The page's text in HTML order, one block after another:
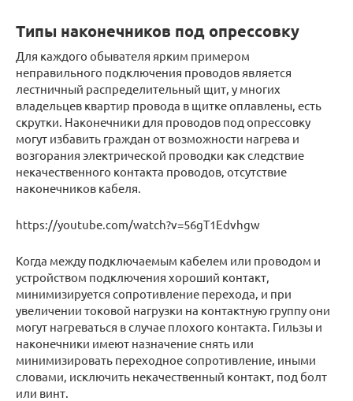
Типы наконечников под опрессовку
Для каждого обывателя ярким примером
неправильного подключения проводов является
лестничный распределительный щит, у многих
владельцев квартир провода в щитке оплавлены, есть
скрутки. Наконечники для проводов под опрессовку
могут избавить граждан от возможности нагрева и
возгорания электрической проводки как следствие
некачественного контакта проводов, отсутствие
наконечников кабеля.
https://youtube.com/watch?v=56gT1Edvhgw
Когда между подключаемым кабелем или проводом и
устройством подключения хороший контакт,
минимизируется сопротивление перехода, и при
увеличении токовой нагрузки на контактную группу они
могут нагреваться в случае плохого контакта. Гильзы и
наконечники имеют назначение снять или
минимизировать переходное сопротивление, иными
словами, исключить некачественный контакт, под болт
или винт.